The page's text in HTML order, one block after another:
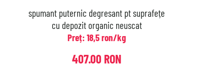
spumant puternic degresant pt suprafețe
cu depozit organic neuscat
Preț: 18,5 ron/kg
407.00 RON